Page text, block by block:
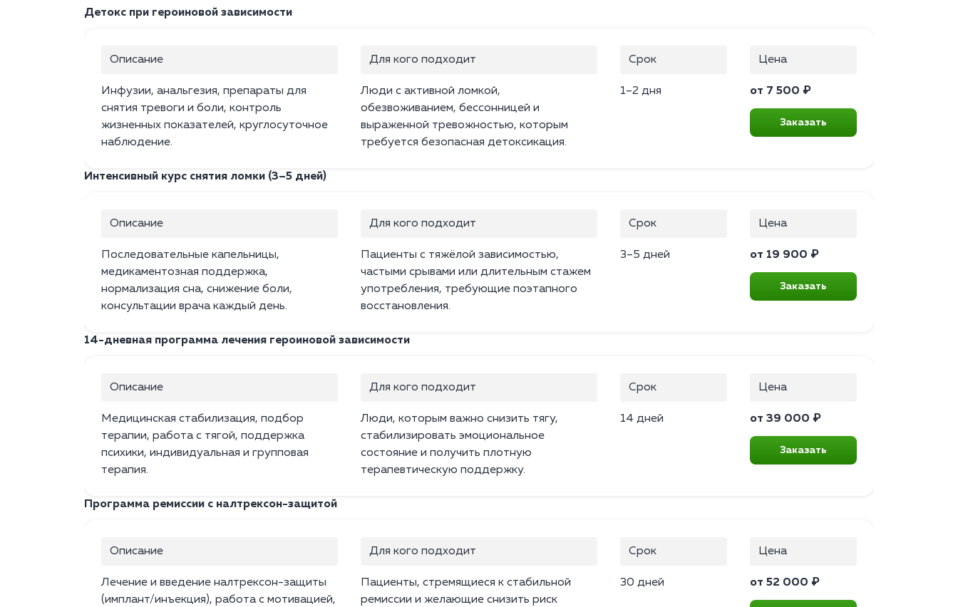
Детокс при героиновой зависимости
Описание
Инфузии, анальгезия, препараты для
снятия тревоги и боли, контроль
жизненных показателей, круглосуточное
наблюдение.
Для кого подходит
Люди с активной ломкой,
обезвоживанием, бессонницей и
выраженной тревожностью, которым
требуется безопасная детоксикация.
Срок
1–2 дня
Цена
от 7 500 ₽
Заказать
Интенсивный курс снятия ломки (3–5 дней)
Описание
Последовательные капельницы,
медикаментозная поддержка,
нормализация сна, снижение боли,
консультации врача каждый день.
Для кого подходит
Пациенты с тяжёлой зависимостью,
частыми срывами или длительным стажем
употребления, требующие поэтапного
восстановления.
Срок
3–5 дней
Цена
от 19 900 ₽
Заказать
14-дневная программа лечения героиновой зависимости
Описание
Медицинская стабилизация, подбор
терапии, работа с тягой, поддержка
психики, индивидуальная и групповая
терапия.
Для кого подходит
Люди, которым важно снизить тягу,
стабилизировать эмоциональное
состояние и получить плотную
терапевтическую поддержку.
Срок
14 дней
Цена
от 39 000 ₽
Заказать
Программа ремиссии с налтрексон-защитой
Описание
Лечение и введение налтрексон-защиты
(имплант/инъекция), работа с мотивацией,
Для кого подходит
Пациенты, стремящиеся к стабильной
ремиссии и желающие снизить риск
Срок
30 дней
Цена
от 52 000 ₽